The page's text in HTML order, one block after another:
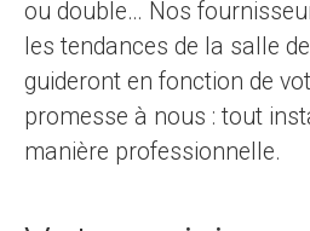
ou double… Nos
les tendances de la salle
guideront en fonction de
promesse à nous : tout
manière professionnelle.